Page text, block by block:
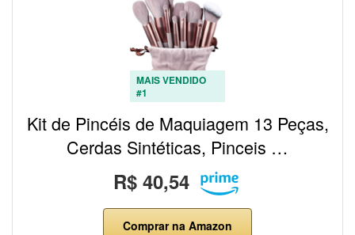
MAIS VENDIDO
#1
Kit de Pincéis de Maquiagem 13 Peças,
Cerdas Sintéticas, Pinceis …
R$ 40,54
Comprar na Amazon